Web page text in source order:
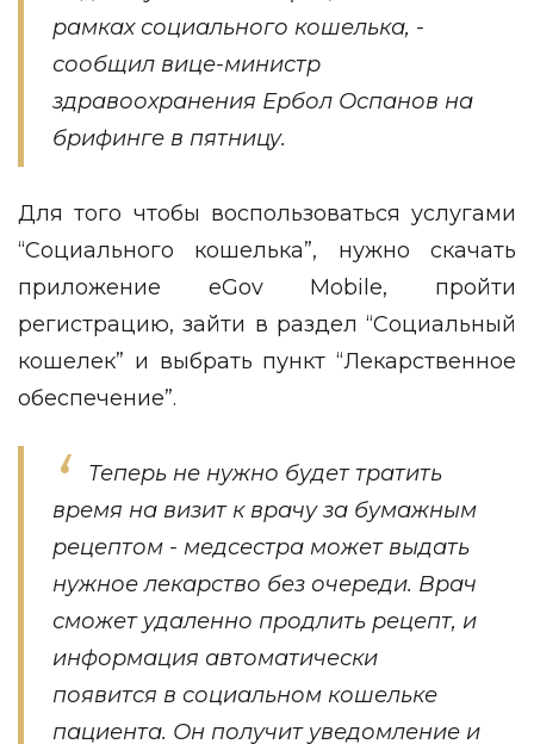
рамках социального кошелька, -
сообщил вице-министр
здравоохранения Ербол Оспанов на
брифинге в пятницу.
Для того чтобы воспользоваться услугами
“Социального кошелька”, нужно скачать
приложение eGov Mobile, пройти
регистрацию, зайти в раздел “Социальный
кошелек” и выбрать пункт “Лекарственное
обеспечение”.
Теперь не нужно будет тратить
время на визит к врачу за бумажным
рецептом - медсестра может выдать
нужное лекарство без очереди. Врач
сможет удаленно продлить рецепт, и
информация автоматически
появится в социальном кошельке
пациента. Он получит уведомление и